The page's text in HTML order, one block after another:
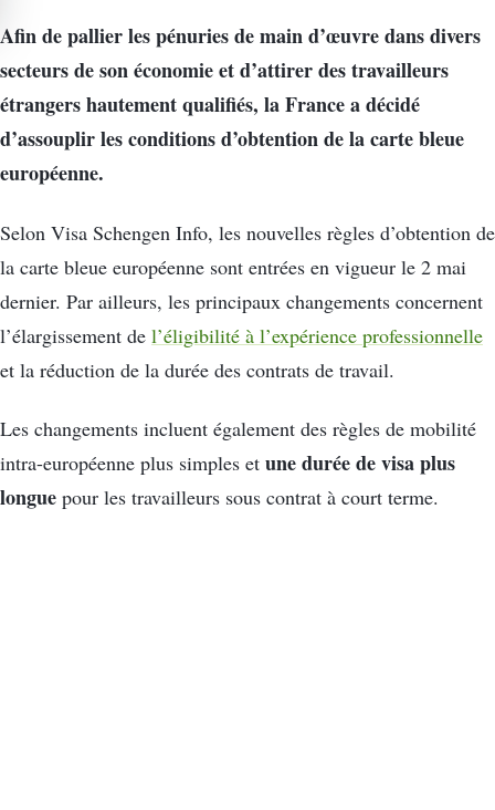
Afin de pallier les pénuries de main d’œuvre dans divers
secteurs de son économie et d’attirer des travailleurs
étrangers hautement qualifiés, la France a décidé
d’assouplir les conditions d’obtention de la carte bleue
européenne.
Selon Visa Schengen Info, les nouvelles règles d’obtention de
la carte bleue européenne sont entrées en vigueur le 2 mai
dernier. Par ailleurs, les principaux changements concernent
l’élargissement de l’éligibilité à l’expérience professionnelle
et la réduction de la durée des contrats de travail.
Les changements incluent également des règles de mobilité
intra-européenne plus simples et une durée de visa plus
longue pour les travailleurs sous contrat à court terme.